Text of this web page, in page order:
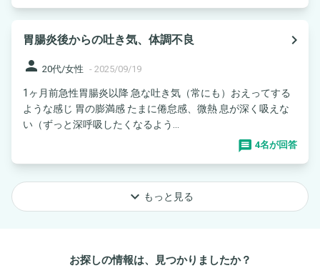
胃腸炎後からの吐き気、体調不良
navigate_next
person 20代/女性 - 2025/09/19
1ヶ月前急性胃腸炎以降 急な吐き気（常にも）おえってする
ような感じ 胃の膨満感 たまに倦怠感、微熱 息が深く吸えな
い（ずっと深呼吸したくなるよう...
4名が回答
keyboard_arrow_down もっと見る
お探しの情報は、見つかりましたか？